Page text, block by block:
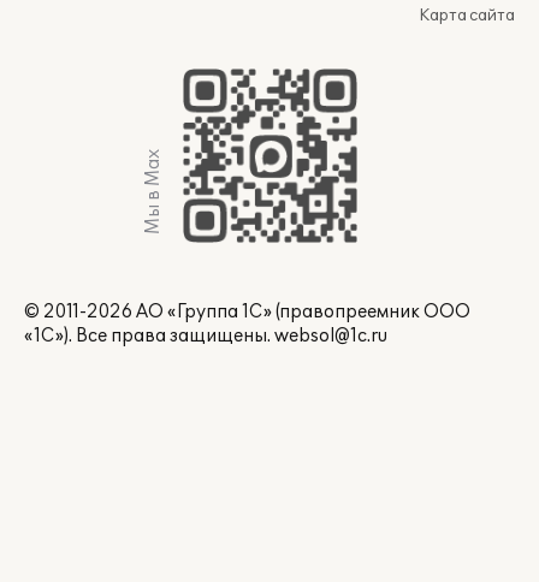
Карта сайта
Мы в Max
© 2011-2026 АО «Группа 1С» (правопреемник ООО
«1С»). Все права защищены. websol@1c.ru